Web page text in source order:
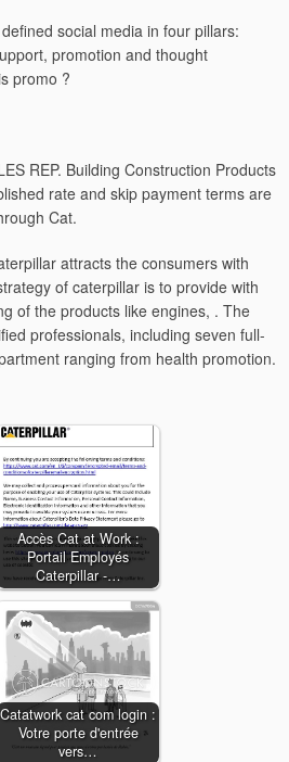
social media in four pillars:
promotion and thought
promo ?
REP. Building Construction Products
rate and skip payment terms are
Cat.
attracts the consumers with
of caterpillar is to provide with
of the products like engines, . The
professionals, including seven full-
ranging from health promotion.
Accès Cat at Work :
Portail Employés
Caterpillar -…
Catatwork cat com login :
Votre porte d'entrée
vers…